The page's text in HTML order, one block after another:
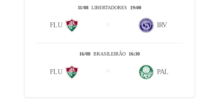
11/08LIBERTADORES 19:00
FLU IRV
16/08BRASILEIRÃO 16:30
FLU PAL